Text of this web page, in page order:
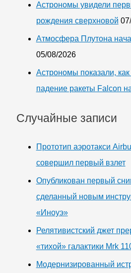
Астрономы увидели
рождения сверхновой
Атмосфера Плутона
05/08/2026
Астрономы показали,
падение ракеты Falcon
Случайные записи
Прототип аэротакси
совершил первый взлет
Опубликован первый
сделанный новым
«Иноуэ»
Релятивистский джет
«тихой» галактики Mrk
Модернизированный